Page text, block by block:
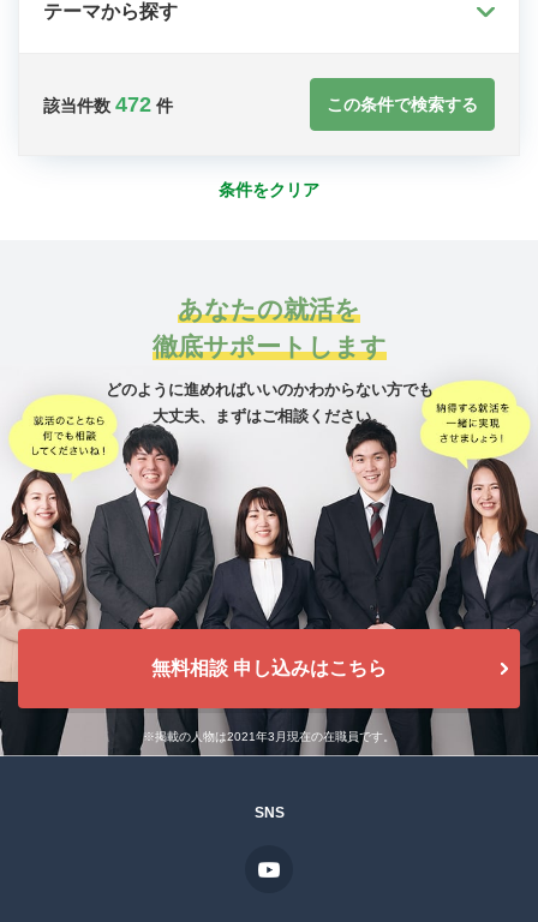
テーマから探す
該当件数 472 件 この条件で検索する
条件をクリア
あなたの就活を
徹底サポートします
どのように進めればいいのかわからない方でも
大丈夫、
まずはご相談ください。
無料相談 申し込みはこちら
※掲載の人物は2021年3月現在の在職員です。
SNS